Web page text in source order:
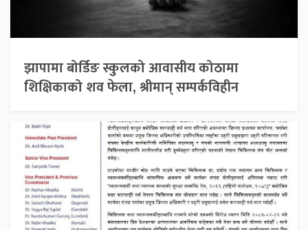
झापामा बोर्डिङ स्कुलको आवासीय कोठामा
शिक्षिकाको शव फेला, श्रीमान् सम्पर्कविहीन